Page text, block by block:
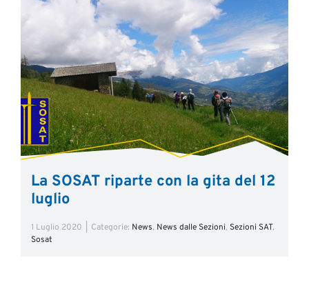
La SOSAT riparte con la gita del 12
luglio
1 Luglio 2020 Categorie: News, News dalle Sezioni, Sezioni SAT,
Sosat